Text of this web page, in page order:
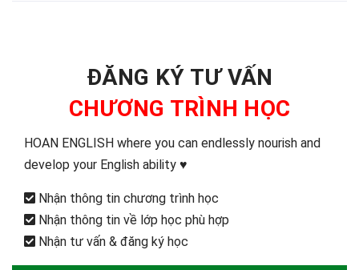
ĐĂNG KÝ TƯ VẤN
CHƯƠNG TRÌNH HỌC
HOAN ENGLISH where you can endlessly nourish and
develop your English ability ♥️
Nhận thông tin chương trình học
Nhận thông tin về lớp học phù hợp
Nhận tư vấn & đăng ký học